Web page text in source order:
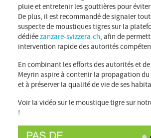
pluie et entretenir les gouttières pour
De plus, il est recommandé de signaler
suspecte de moustiques tigres sur la
dédiéezanzare-svizzera.ch, afin de
intervention rapide des autorités
En combinant les efforts des autorités et
Meyrin aspire à contenir la propagation
et à préserver la qualité de vie de ses
Voir la vidéo sur le moustique tigre sur
!